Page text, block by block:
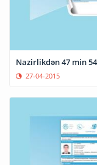
Nazirlikdən 47 min
27-04-2015